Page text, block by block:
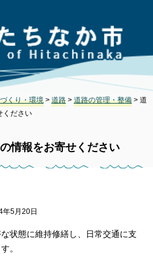
くり・環境 > 道路 > 道路の管理・整備 > 道
ください
情報をお寄せください
5月20日
状態に維持修繕し、日常交通に支
。